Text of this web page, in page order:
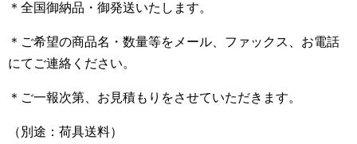
＊全国御納品・御発送いたします。
＊ご希望の商品名・数量等をメール、ファックス、お電話
にてご連絡ください。
＊ご一報次第、お見積もりをさせていただきます。
（別途：荷具送料）